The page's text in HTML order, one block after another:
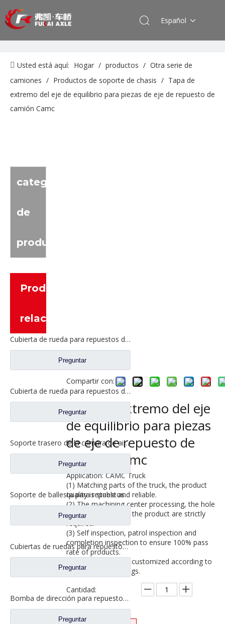
Español
Usted está aquí: Hogar / productos / Otra serie de
camiones / Productos de soporte de chasis / Tapa de
extremo del eje de equilibrio para piezas de eje de repuesto de
camión Camc
categoria
de
producto
Productos
relacionados
Cubierta de rueda para repuestos de camiones Sinotruk Howo WG9981340001
Preguntar
Cubierta de rueda para repuestos de camiones Sinotruk Howo WG9981340401
Preguntar
Soporte trasero de la cámara de aire para los recambios AZ9981340043 del camión de Sinotruk Howo
Preguntar
Soporte de ballesta para repuestos de camiones Sinotruk Howo WG9925520307
Preguntar
Cubiertas de ruedas para repuestos de camiones Sinotruk Howo WG9981340001
Preguntar
Bomba de dirección para repuestos de camiones Sinotruk Howo13042340M3014
Preguntar
Compartir con:
Tapa de extremo del eje
de equilibrio para piezas
de eje de repuesto de
camión Camc
Application: CAMC Truck
(1) Matching parts of the truck, the product
quality is stable and reliable.
(2) The machining center processing, the hole
position and size of the product are strictly
required.
(3) Self inspection, patrol inspection and
completion inspection to ensure 100% pass
rate of products.
(4) Products can be customized according to
samples and drawings.
Cantidad: